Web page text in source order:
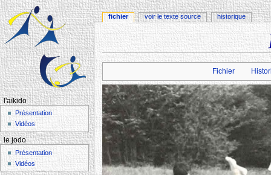
Aller à :navigation , rechercher
Fichier
fichier voir le texte source historique
l'aïkido
Présentation
Vidéos
le jodo
Présentation
Vidéos